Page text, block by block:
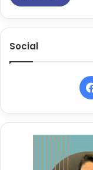
Social